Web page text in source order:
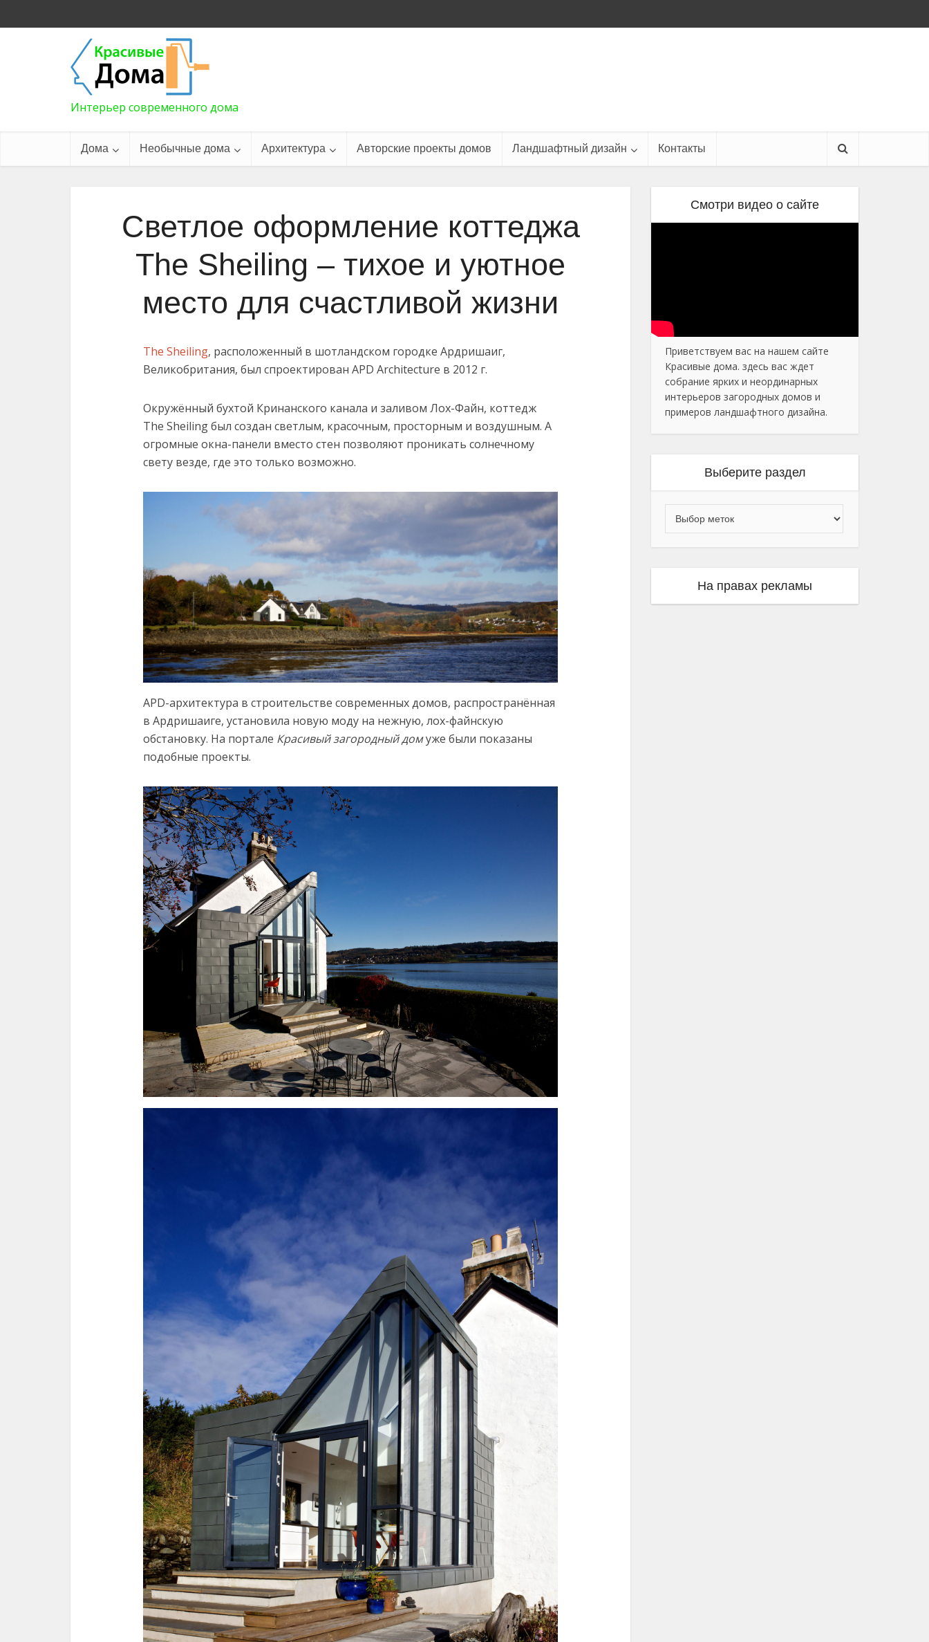
Интерьер современного дома
Дома Необычные дома Архитектура Авторские проекты домов Ландшафтный дизайн Контакты
Светлое оформление коттеджа
The Sheiling – тихое и уютное
место для счастливой жизни
The Sheiling, расположенный в шотландском городке Ардришаиг,
Великобритания, был спроектирован APD Architecture в 2012 г.
Окружённый бухтой Кринанского канала и заливом Лох-Файн, коттедж
The Sheiling был создан светлым, красочным, просторным и воздушным. А
огромные окна-панели вместо стен позволяют проникать солнечному
свету везде, где это только возможно.
APD-архитектура в строительстве современных домов, распространённая
в Ардришаиге, установила новую моду на нежную, лох-файнскую
обстановку. На портале Красивый загородный домуже были показаны
подобные проекты.
Смотри видео о сайте
Приветствуем вас на нашем сайте
Красивые дома. здесь вас ждет
собрание ярких и неординарных
интерьеров загородных домов и
примеров ландшафтного дизайна.
Выберите раздел
На правах рекламы